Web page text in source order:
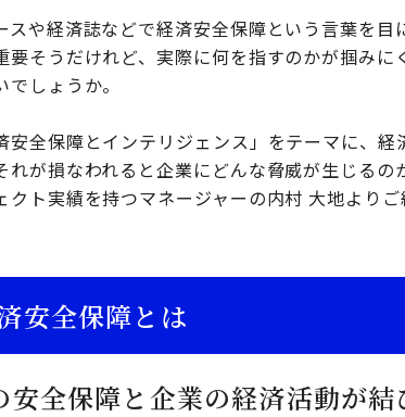
スや経済誌などで経済安全保障という言葉を目
要そうだけれど、実際に何を指すのかが掴みに
しょうか。
安全保障とインテリジェンス」をテーマに、経
れが損なわれると企業にどんな脅威が生じるの
クト実績を持つマネージャーの内村 大地よりご
安全保障とは
安全保障と企業の経済活動が結